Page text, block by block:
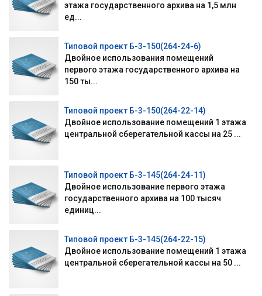
этажа государственного архива на 1,5 млн
ед...
Типовой проект Б-3-150(264-24-6)
Двойное использования помещений
первого этажа государственного архива на
150 ты...
Типовой проект Б-3-150(264-22-14)
Двойное использование помещений 1 этажа
центральной сберегательной кассы на 25 ...
Типовой проект Б-3-145(264-24-11)
Двойное использование первого этажа
государственного архива на 100 тысяч
единиц...
Типовой проект Б-3-145(264-22-15)
Двойное использование помещений 1 этажа
центральной сберегательной кассы на 50 ...